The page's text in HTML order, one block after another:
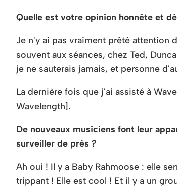
Quelle est votre opinion honnête et
Je n'y ai pas vraiment prêté attention
souvent aux séances, chez Ted,
je ne sauterais jamais, et personne
La dernière fois que j'ai assisté à
Wavelength].
De nouveaux musiciens font leur
surveiller de près ?
Ah oui ! Il y a Baby Rahmoose : elle
trippant ! Elle est cool ! Et il y a un